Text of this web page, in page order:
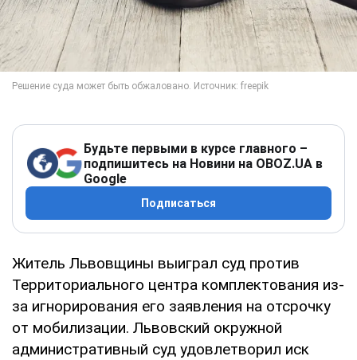
Будьте первыми в курсе главного –
подпишитесь на Новини на OBOZ.UA в
Google
Подписаться
Житель Львовщины выиграл суд против
Территориального центра комплектования из-
за игнорирования его заявления на отсрочку
от мобилизации. Львовский окружной
административный суд удовлетворил иск